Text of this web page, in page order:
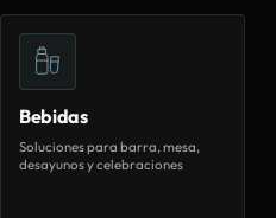
Bebidas
Soluciones para barra, mesa,
desayunos y celebraciones